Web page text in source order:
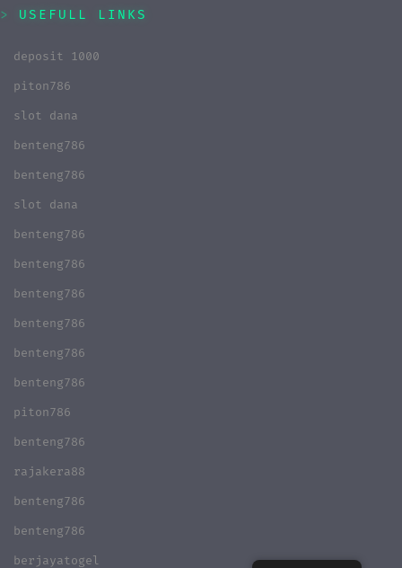
USEFULL LINKS
deposit 1000
piton786
slot dana
benteng786
benteng786
slot dana
benteng786
benteng786
benteng786
benteng786
benteng786
benteng786
piton786
benteng786
rajakera88
benteng786
benteng786
berjayatogel